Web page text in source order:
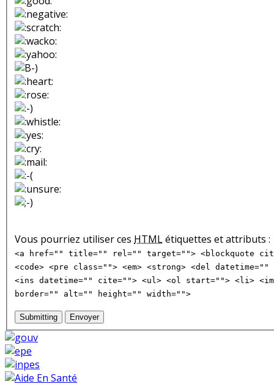
Vous pourriez utiliser ces HTMLétiquettes et attributs :
<a href="" title="" rel="" target=""> <blockquote
<code> <pre class=""> <em> <strong> <del
<ins datetime="" cite=""> <ul> <ol start=""> <li>
border="" alt="" height="" width="">
Submitting Envoyer